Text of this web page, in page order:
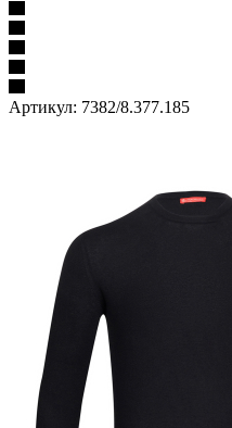
Артикул: 7382/8.377.185